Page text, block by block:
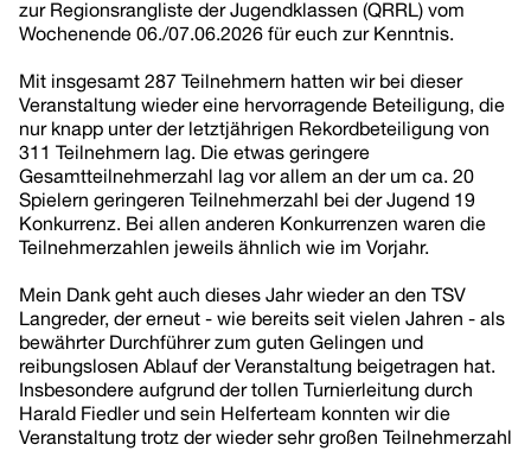
zur Regionsrangliste der Jugendklassen (QRRL) vom
Wochenende 06./07.06.2026 für euch zur Kenntnis.
Mit insgesamt 287 Teilnehmern hatten wir bei dieser
Veranstaltung wieder eine hervorragende Beteiligung, die
nur knapp unter der letztjährigen Rekordbeteiligung von
311 Teilnehmern lag. Die etwas geringere
Gesamtteilnehmerzahl lag vor allem an der um ca. 20
Spielern geringeren Teilnehmerzahl bei der Jugend 19
Konkurrenz. Bei allen anderen Konkurrenzen waren die
Teilnehmerzahlen jeweils ähnlich wie im Vorjahr.
Mein Dank geht auch dieses Jahr wieder an den TSV
Langreder, der erneut - wie bereits seit vielen Jahren - als
bewährter Durchführer zum guten Gelingen und
reibungslosen Ablauf der Veranstaltung beigetragen hat.
Insbesondere aufgrund der tollen Turnierleitung durch
Harald Fiedler und sein Helferteam konnten wir die
Veranstaltung trotz der wieder sehr großen Teilnehmerzahl